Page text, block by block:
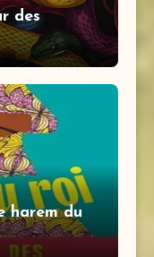
des
harem du